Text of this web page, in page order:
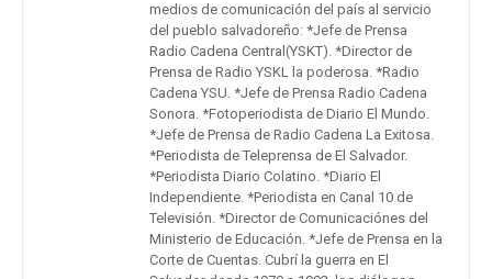
medios de comunicación del país al servicio
del pueblo salvadoreño: *Jefe de Prensa
Radio Cadena Central(YSKT). *Director de
Prensa de Radio YSKL la poderosa. *Radio
Cadena YSU. *Jefe de Prensa Radio Cadena
Sonora. *Fotoperiodista de Diario El Mundo.
*Jefe de Prensa de Radio Cadena La Exitosa.
*Periodista de Teleprensa de El Salvador.
*Periodista Diario Colatino. *Diario El
Independiente. *Periodista en Canal 10 de
Televisión. *Director de Comunicaciónes del
Ministerio de Educación. *Jefe de Prensa en la
Corte de Cuentas. Cubrí la guerra en El